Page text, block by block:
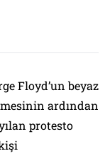
Floyd’un beyaz
ardından
protesto